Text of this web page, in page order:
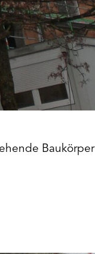
Baukörper